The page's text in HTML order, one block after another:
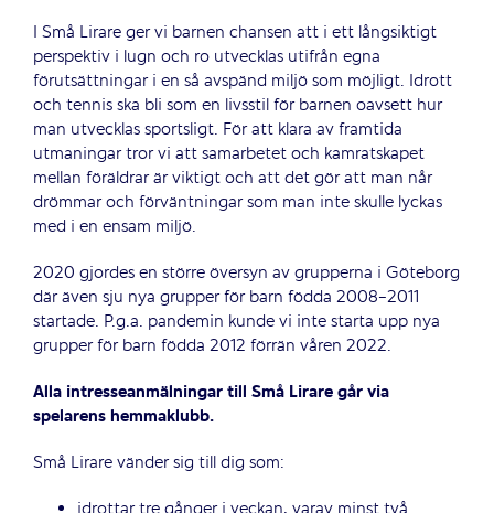
I Små Lirare ger vi barnen chansen att i ett långsiktigt
perspektiv i lugn och ro utvecklas utifrån egna
förutsättningar i en så avspänd miljö som möjligt. Idrott
och tennis ska bli som en livsstil för barnen oavsett hur
man utvecklas sportsligt. För att klara av framtida
utmaningar tror vi att samarbetet och kamratskapet
mellan föräldrar är viktigt och att det gör att man når
drömmar och förväntningar som man inte skulle lyckas
med i en ensam miljö.
2020 gjordes en större översyn av grupperna i Göteborg
där även sju nya grupper för barn födda 2008-2011
startade. P.g.a. pandemin kunde vi inte starta upp nya
grupper för barn födda 2012 förrän våren 2022.
Alla intresseanmälningar till Små Lirare går via
spelarens hemmaklubb.
Små Lirare vänder sig till dig som: